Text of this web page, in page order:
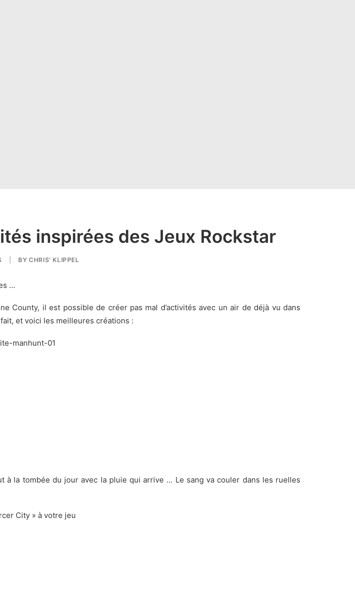
inspirées des Jeux Rockstar
BYCHRIS' KLIPPEL
…
County, il est possible de créer pas mal d’activités avec un air de déjà vu dans
et voici les meilleures créations :
la tombée du jour avec la pluie qui arrive … Le sang va couler dans les ruelles
City» à votre jeu